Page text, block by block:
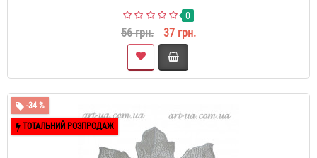
0
56 грн. 37 грн.
-34 %
ТОТАЛЬНИЙ РОЗПРОДАЖ